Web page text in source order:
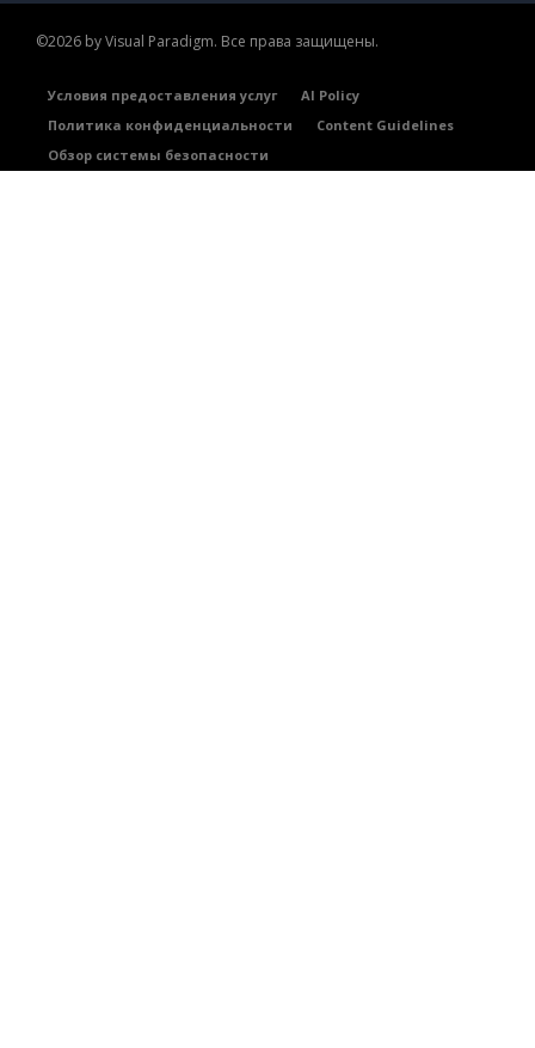
©2026 by Visual Paradigm. Все права защищены.
Условия предоставления услуг
AI Policy
Политика конфиденциальности
Content Guidelines
Обзор системы безопасности